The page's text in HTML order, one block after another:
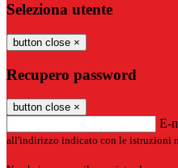
Seleziona utente
button close ×
Recupero password
button close ×
E-
all'indirizzo indicato con le istruzioni